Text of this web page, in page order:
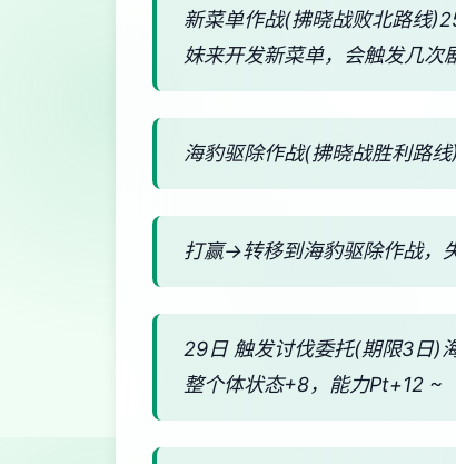
新菜单作战(拂晓战败北路线
妹来开发新菜单，会触发几次
海豹驱除作战(拂晓战胜利路
打赢→转移到海豹驱除作战，
29日 触发讨伐委托(期限3日)
整个体状态+8，能力Pt+12 ~